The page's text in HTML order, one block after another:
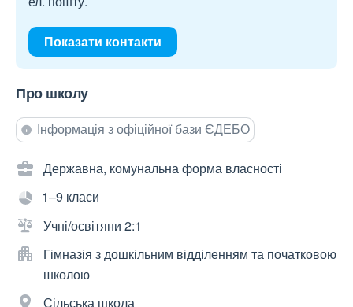
Показати контакти
Про школу
Інформація з офіційної бази ЄДЕБО
Державна, комунальна форма власності
1–9 класи
Учні/освітяни 2:1
Гімназія з дошкільним відділенням та початковою
школою
Сільська школа